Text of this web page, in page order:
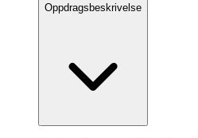
Oppdragsbeskrivelse